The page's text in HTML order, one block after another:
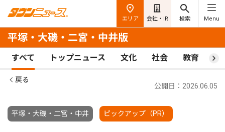
エリア 会社・IR 検索 Menu
平塚・大磯・二宮・中井版
すべて トップニュース 文化 社会 教育 ス
戻る
平塚・大磯・二宮・中井 ピックアップ（PR）
公開日：2026.06.05